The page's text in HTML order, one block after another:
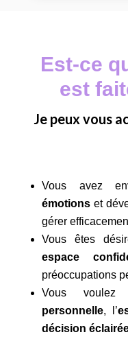
Est-ce
est
Je peux vous
Vous avez
émotionset
gérer
Vous êtes
espace
préoccupations
Vous
personnelle, l’
décision